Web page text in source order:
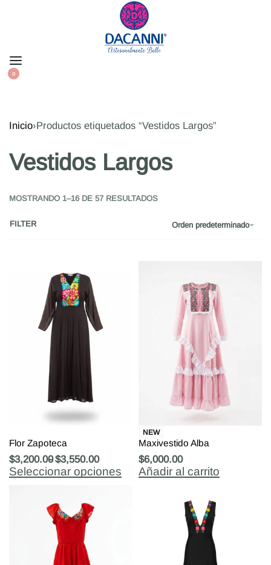
0
Inicio›Productos etiquetados “Vestidos Largos”
Vestidos Largos
MOSTRANDO 1–16 DE 57 RESULTADOS
Orden predeterminado
FILTER
Flor Zapoteca
$3,200.00$3,550.00
Seleccionar opciones
NEW
Maxivestido Alba
$6,000.00
Añadir al carrito